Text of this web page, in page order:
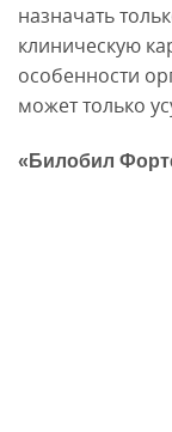
назначать
клиническую
особенности
может только
«Билобил